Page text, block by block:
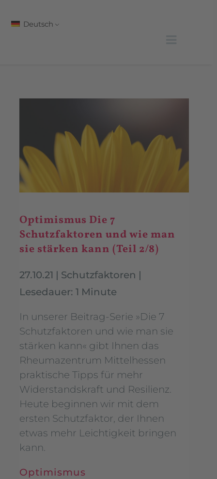
Deutsch
Optimismus Die 7
Schutzfaktoren und wie man
sie stärken kann (Teil 2/8)
27.10.21 Schutzfaktoren
Lesedauer: 1 Minute
In unserer Beitrag-Serie »Die 7
Schutzfaktoren und wie man sie
stärken kann« gibt Ihnen das
Rheumazentrum Mittelhessen
praktische Tipps für mehr
Widerstandskraft und Resilienz.
Heute beginnen wir mit dem
ersten Schutzfaktor, der Ihnen
etwas mehr Leichtigkeit bringen
kann.
Optimismus